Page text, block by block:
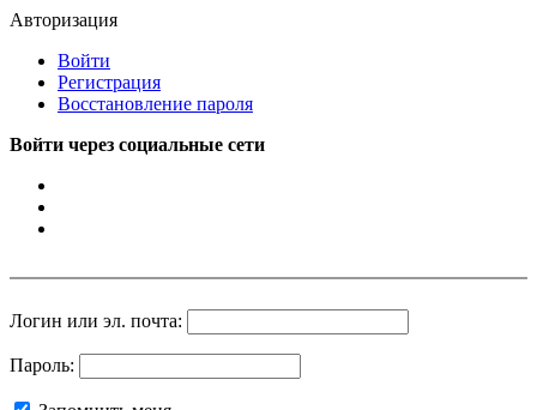
Авторизация
Войти
Регистрация
Восстановление пароля
Войти через социальные сети
Логин или эл. почта:
Пароль: